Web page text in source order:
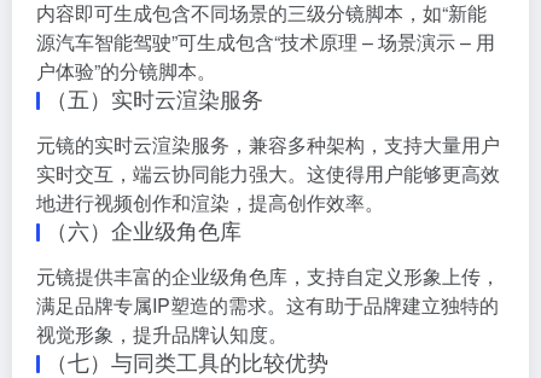
内容即可生成包含不同场景的三级分镜脚本，如“新能
源汽车智能驾驶”可生成包含“技术原理 – 场景演示 – 用
户体验”的分镜脚本。
（五）实时云渲染服务
元镜的实时云渲染服务，兼容多种架构，支持大量用户
实时交互，端云协同能力强大。这使得用户能够更高效
地进行视频创作和渲染，提高创作效率。
（六）企业级角色库
元镜提供丰富的企业级角色库，支持自定义形象上传，
满足品牌专属IP塑造的需求。这有助于品牌建立独特的
视觉形象，提升品牌认知度。
（七）与同类工具的比较优势